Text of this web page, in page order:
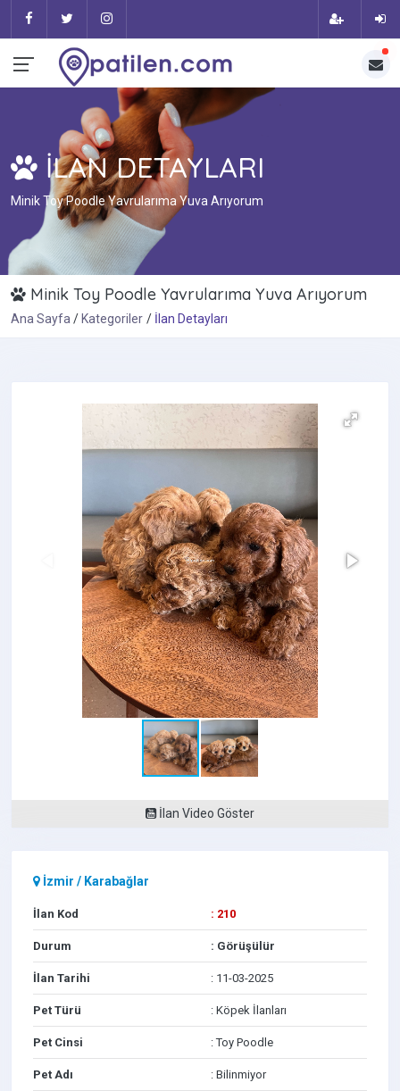
İLAN DETAYLARI
Minik Toy Poodle Yavrularıma Yuva Arıyorum
Minik Toy Poodle Yavrularıma Yuva Arıyorum
Ana Sayfa Kategoriler İlan Detayları
İlan Video Göster
İzmir / Karabağlar
İlan Kod : 210
Durum : Görüşülür
İlan Tarihi : 11-03-2025
Pet Türü : Köpek İlanları
Pet Cinsi : Toy Poodle
Pet Adı : Bilinmiyor